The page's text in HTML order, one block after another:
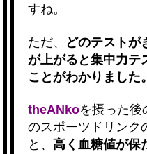
すね。
ただ、 どのテストが
が上がると集中力テ
ことがわかりました。
theANkoを摂った後
のスポーツドリンク
と、 高く血糖値が保